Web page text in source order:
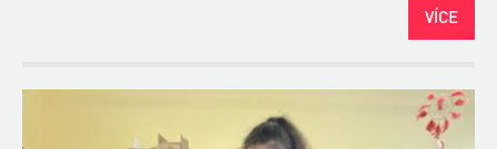
VÍCE